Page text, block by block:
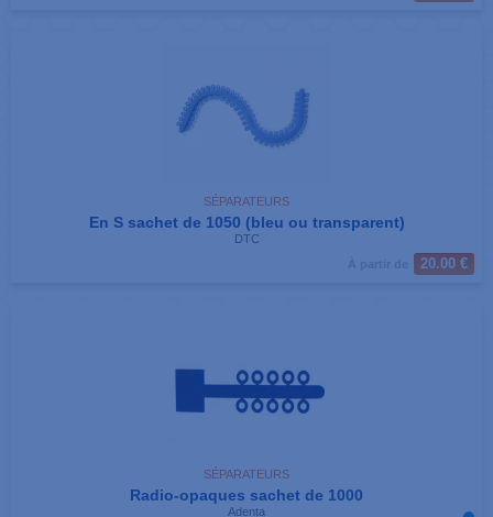
SÉPARATEURS
En S sachet de 1050 (bleu ou transparent)
DTC
20.00 €
SÉPARATEURS
Radio-opaques sachet de 1000
Adenta